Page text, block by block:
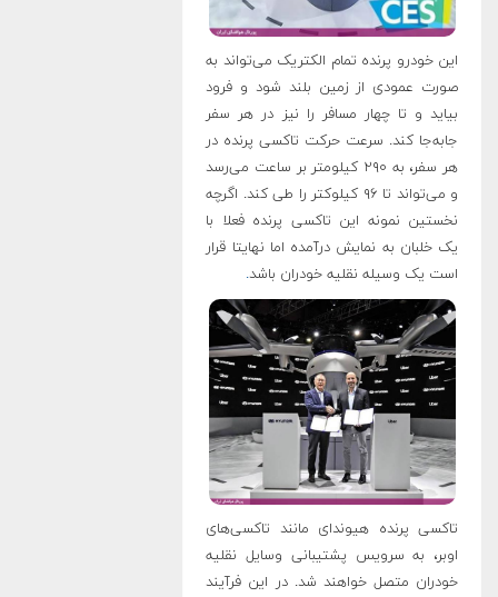
این خودرو پرنده تمام‌ الکتریک می‌تواند به
صورت عمودی از زمین بلند شود و فرود
بیاید و تا چهار مسافر را نیز در هر سفر
جابه‌جا کند. سرعت حرکت تاکسی پرنده در
هر سفر، به ۲۹۰ کیلومتر بر ساعت می‌رسد
و می‌تواند تا ۹۶ کیلوکتر را طی کند. اگرچه
نخستین نمونه این تاکسی پرنده فعلا با
یک خلبان به نمایش درآمده اما نهایتا قرار
است یک وسیله نقلیه خودران باشد.
تاکسی پرنده هیوندای مانند تاکسی‌های
اوبر، به سرویس پشتیبانی وسایل نقلیه
خودران متصل خواهند شد. در این فرآیند